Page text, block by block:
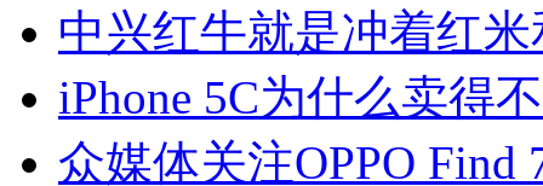
中兴红牛就是冲着红
iPhone 5C为什么卖得
众媒体关注OPPO